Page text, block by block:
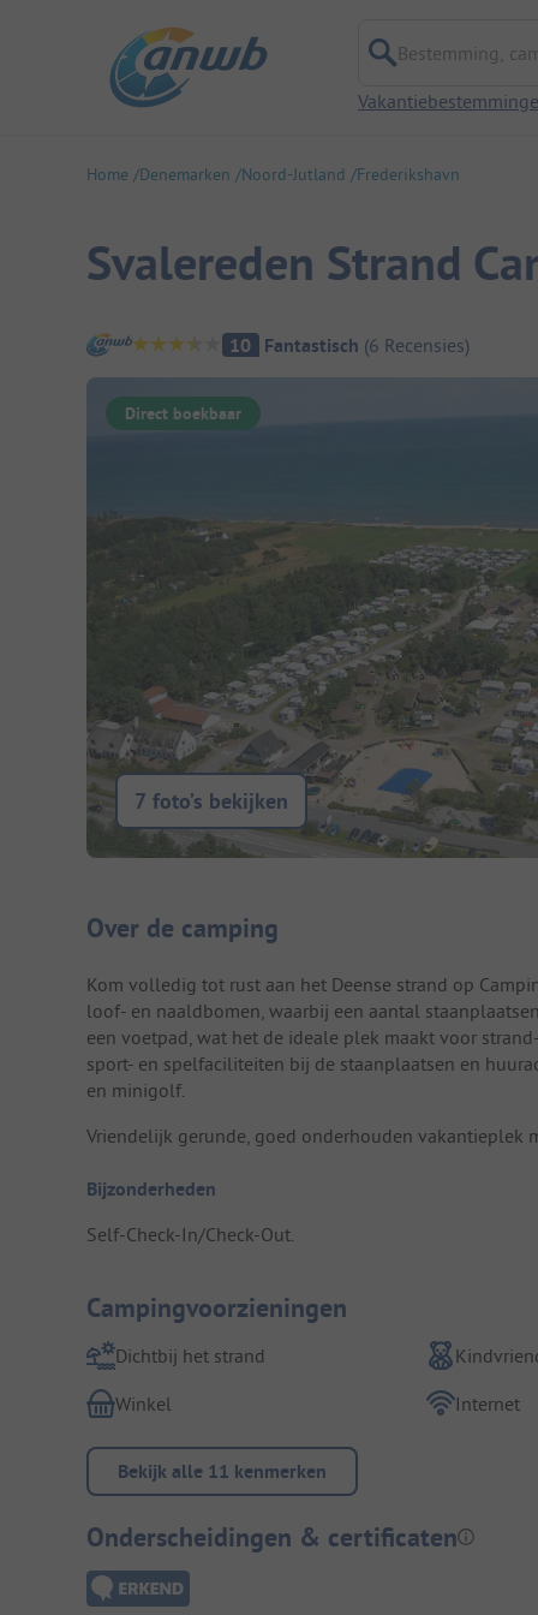
Bestemming,
Home Denemarken Noord-Jutland Frederikshavn
Svalereden Strand
Camping overzicht
10 Fantastisch (6 Recensies)
Direct boekbaar
7 foto’s bekijken
Camping introductie
Over de camping
Kom volledig tot rust aan het Deense strand op
loof- en naaldbomen, waarbij een aantal
een voetpad, wat het de ideale plek maakt voor
sport- en spelfaciliteiten bij de staanplaatsen en
en minigolf.
Vriendelijk gerunde, goed onderhouden vakantieplek
Bijzonderheden
Self-Check-In/Check-Out.
Campingvoorzieningen
Dichtbij het strand
Winkel
Internet
Bekijk alle 11 kenmerken
Onderscheidingen & certificaten